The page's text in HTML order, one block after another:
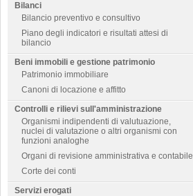
Bilanci
Bilancio preventivo e consultivo
Piano degli indicatori e risultati attesi di
bilancio
Beni immobili e gestione patrimonio
Patrimonio immobiliare
Canoni di locazione e affitto
Controlli e rilievi sull'amministrazione
Organismi indipendenti di valutuazione,
nuclei di valutazione o altri organismi con
funzioni analoghe
Organi di revisione amministrativa e contabile
Corte dei conti
Servizi erogati